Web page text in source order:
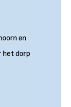
en
het dorp